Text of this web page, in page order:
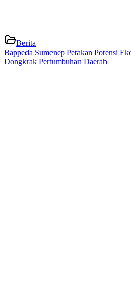
Berita
Bappeda Sumenep Petakan Potensi
Dongkrak Pertumbuhan Daerah